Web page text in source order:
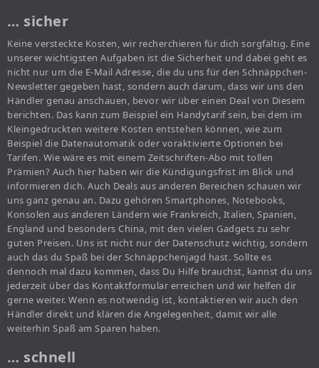
… sicher
Keine versteckte Kosten, wir recherchieren für dich sorgfältig. Eine
unserer wichtigsten Aufgaben ist die Sicherheit und dabei geht es
nicht nur um die E-Mail Adresse, die du uns für den Schnäppchen-
Newsletter gegeben hast, sondern auch darum, dass wir uns den
Händler genau anschauen, bevor wir über einen Deal von Diesem
berichten. Das kann zum Beispiel ein Handytarif sein, bei dem im
Kleingedruckten weitere Kosten entstehen können, wie zum
Beispiel die Datenautomatik oder voraktivierte Optionen bei
Tarifen. Wie wäre es mit einem Zeitschriften-Abo mit tollen
Prämien? Auch hier haben wir die Kündigungsfrist im Blick und
informieren dich. Auch Deals aus anderen Bereichen schauen wir
uns ganz genau an. Dazu gehören Smartphones, Notebooks,
Konsolen aus anderen Ländern wie Frankreich, Italien, Spanien,
England und besonders China, mit den vielen Gadgets zu sehr
guten Preisen. Uns ist nicht nur der Datenschutz wichtig, sondern
auch das du Spaß bei der Schnäppchenjagd hast. Sollte es
dennoch mal dazu kommen, dass Du Hilfe brauchst, kannst du uns
jederzeit über das Kontaktformular erreichen und wir helfen dir
gerne weiter. Wenn es notwendig ist, kontaktieren wir auch den
Händler direkt und klären die Angelegenheit, damit wir alle
weiterhin Spaß am Sparen haben.
… schnell